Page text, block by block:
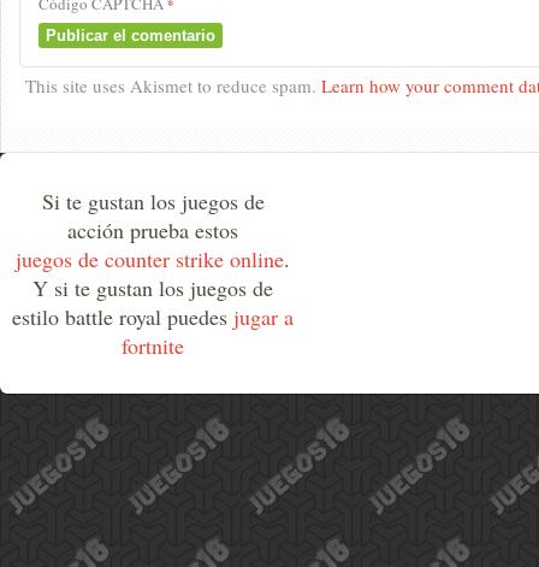
*
This site uses Akismet to reduce spam. Learn how your comment
Si te gustan los juegos de
acción prueba estos
juegos de counter strike online.
Y si te gustan los juegos de
estilo battle royal puedes jugar a
fortnite